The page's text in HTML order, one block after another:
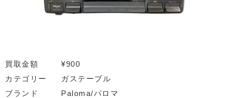
買取金額
¥900
カテゴリー
ガステーブル
ブランド
Paloma/パロマ